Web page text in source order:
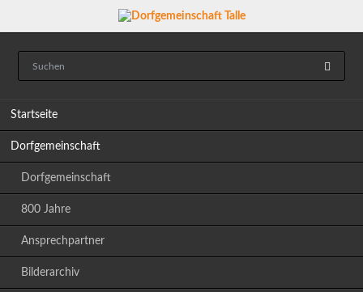
Startseite
Dorfgemeinschaft
Dorfgemeinschaft
800 Jahre
Ansprechpartner
Bilderarchiv